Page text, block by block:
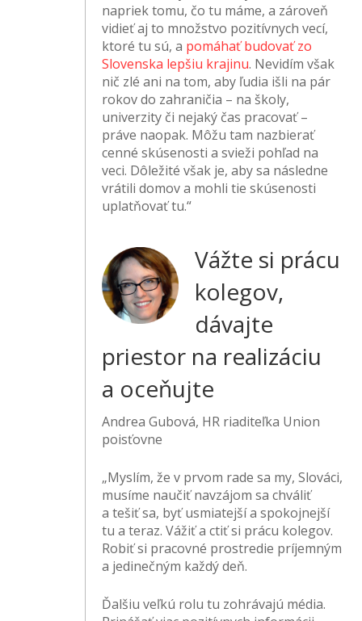
napriek tomu, čo tu máme, a zároveň
vidieť aj to množstvo pozitívnych vecí,
ktoré tu sú, a pomáhať budovať zo
Slovenska lepšiu krajinu. Nevidím však
nič zlé ani na tom, aby ľudia išli na pár
rokov do zahraničia – na školy,
univerzity či nejaký čas pracovať –
práve naopak. Môžu tam nazbierať
cenné skúsenosti a svieži pohľad na
veci. Dôležité však je, aby sa následne
vrátili domov a mohli tie skúsenosti
uplatňovať tu.“
Vážte si prácu
kolegov,
dávajte
priestor na realizáciu
a oceňujte
Andrea Gubová, HR riaditeľka Union
poisťovne
„Myslím, že v prvom rade sa my, Slováci,
musíme naučiť navzájom sa chváliť
a tešiť sa, byť usmiatejší a spokojnejší
tu a teraz. Vážiť a ctiť si prácu kolegov.
Robiť si pracovné prostredie príjemným
a jedinečným každý deň.
Ďalšiu veľkú rolu tu zohrávajú média.